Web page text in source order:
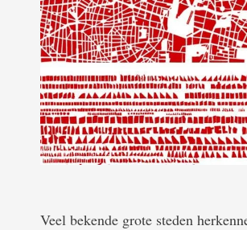
Veel bekende grote steden